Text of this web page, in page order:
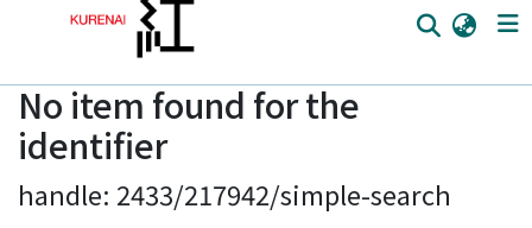
Home
Communities
Browse
No item found for the
identifier
handle: 2433/217942/simple-search